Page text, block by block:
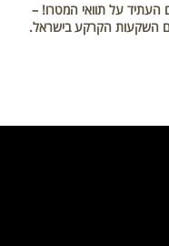
העתיד על תוואי המטרו! –
השקעות הקרקע בישראל.